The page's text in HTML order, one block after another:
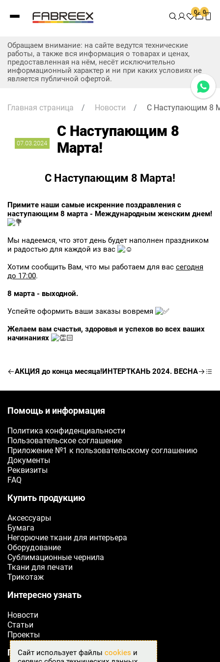
0 0
Обращаем внимание: на сайте ведутся технические
работы, а также вся информация о товарах и ценах,
предоставленная на нём, несёт исключительно
информационный характер и ни при каких условиях не
является публичной офертой.
Главная страница / Новости / С Наступающим 8
07.03.2024
С Наступающим 8
Марта!
С Наступающим 8 Марта!
Примите наши самые искренние поздравления с
наступающим 8 марта - Международным женским днем!
Мы надеемся, что этот день будет наполнен праздником
и радостью для каждой из вас
Хотим сообщить Вам, что мы работаем для вас сегодня
до 17:00.
8 марта - выходной.
Успейте оформить ваши заказы вовремя
Желаем вам счастья, здоровья и успехов во всех ваших
начинаниях
АКЦИЯ до конца месяца!ИНТЕРТКАНЬ 2024. ВЕСНА
ФИО
Ваше имя
Ваш телефон
ОТПРАВИТЬ
Помощь и информация
Политика конфиденциальности
Пользовательское соглашение
Приложение №1 к пользовательскому соглашению
Документы
Реквизиты
FAQ
Купить продукцию
Аксессуары
Бумага
Негорючие ткани для интерьера
Оборудование
Сублимационные чернила
Ткани для печати
Трикотаж
Интересно узнать
Новости
Статьи
Проекты
Подробнее о Fabreex
Сайт использует файлы cookies и